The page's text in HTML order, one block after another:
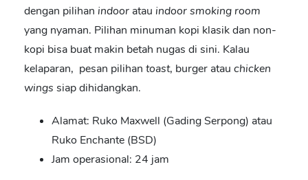
dengan pilihan indoor atau indoor smoking room
yang nyaman. Pilihan minuman kopi klasik dan non-
kopi bisa buat makin betah nugas di sini. Kalau
kelaparan, pesan pilihan toast, burger atau chicken
wings siap dihidangkan.
Alamat: Ruko Maxwell (Gading Serpong) atau
Ruko Enchante (BSD)
Jam operasional: 24 jam